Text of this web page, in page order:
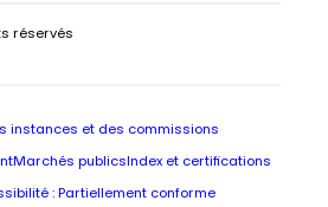
réservés
instances et des commissions
Marchés publics Index et certifications
: Partiellement conforme